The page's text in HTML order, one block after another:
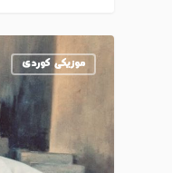
موزیکی کوردی